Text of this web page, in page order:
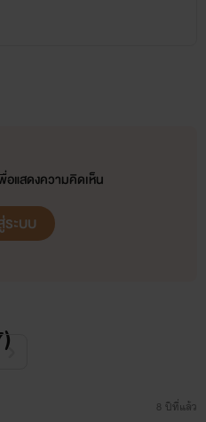
อแสดงความคิดเห็น
ระบบ
)
8 ปีที่แล้ว